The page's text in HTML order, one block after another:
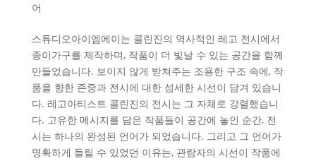
어
스튜디오아이엠에이는 콜린진의 역사적인 레고 전시에서
종이가구를 제작하며, 작품이 더 빛날 수 있는 공간을 함께
만들었습니다. 보이지 않게 받쳐주는 조용한 구조 속에, 작
품을 향한 존중과 전시에 대한 섬세한 시선이 담겨 있습니
다. 레고아티스트 콜린진의 전시는 그 자체로 강렬했습니
다. 고유한 메시지를 담은 작품들이 공간에 놓인 순간, 전
시는 하나의 완성된 언어가 되었습니다. 그리고 그 언어가
명확하게 들릴 수 있었던 이유는, 관람자의 시선이 작품에